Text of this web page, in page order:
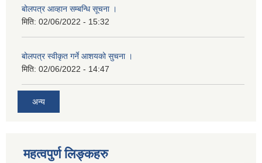
बोलपत्र आव्हान सम्बन्धि सूचना ।
मिति: 02/06/2022 - 15:32
बोलपत्र स्वीकृत गर्ने आशयको सुचना ।
मिति: 02/06/2022 - 14:47
अन्य
महत्वपुर्ण लिङ्कहरु